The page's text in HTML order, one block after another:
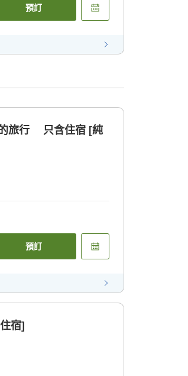
預訂
的旅行 只含住宿 [純
預訂
宿]